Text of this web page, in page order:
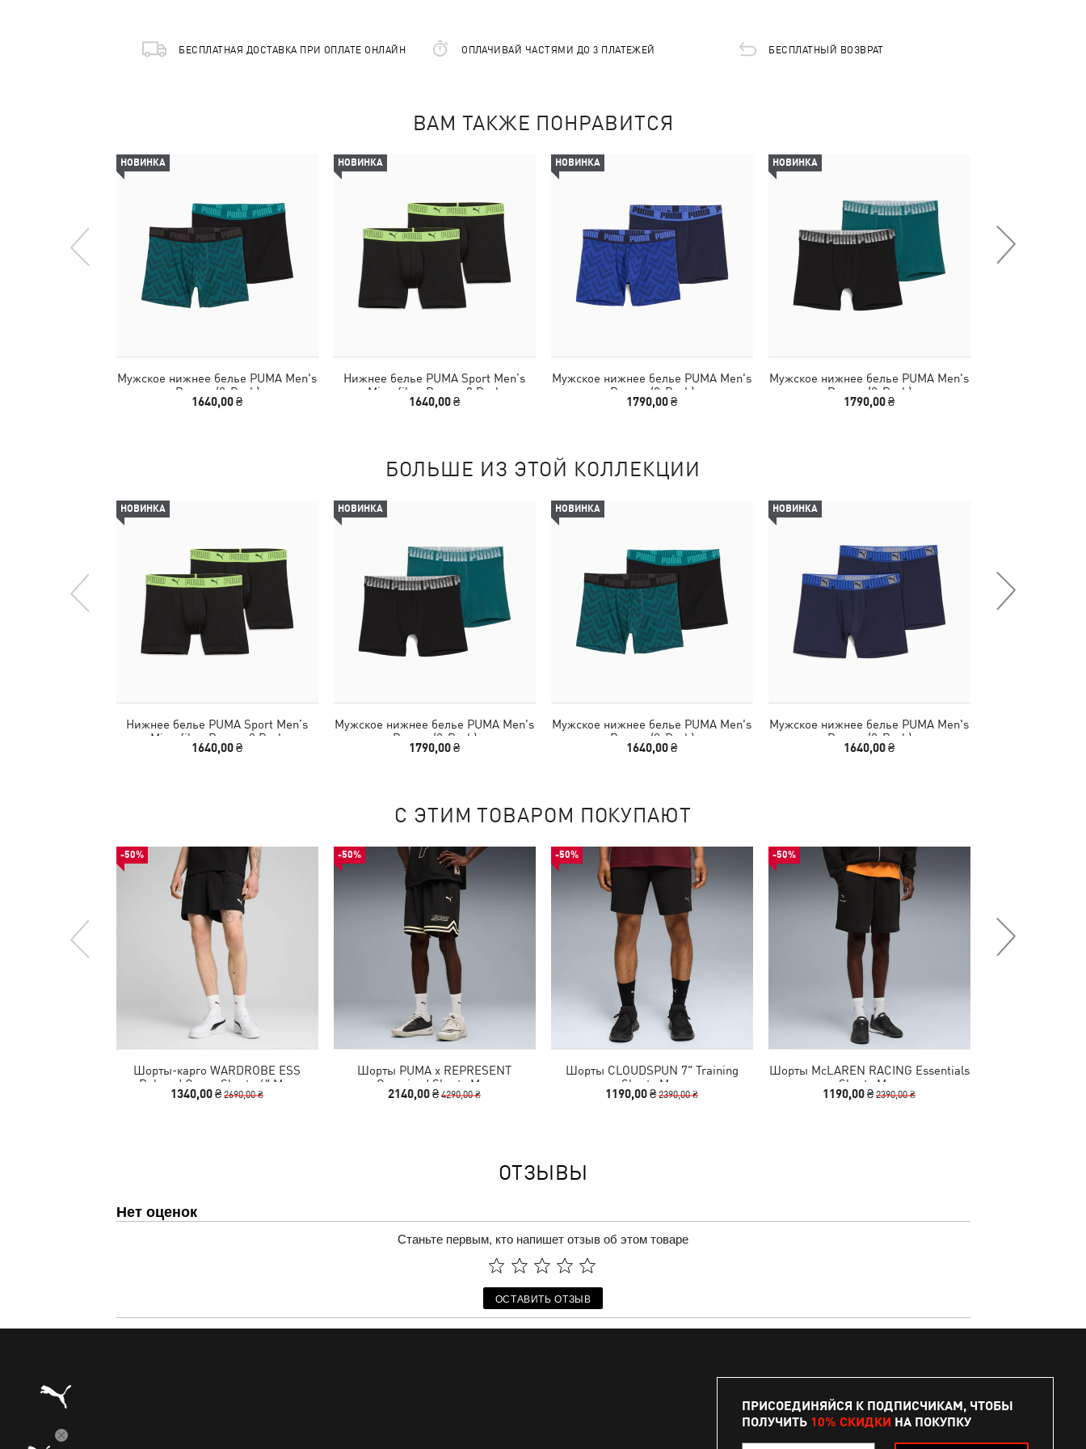
БЕСПЛАТНАЯ ДОСТАВКА ПРИ ОПЛАТЕ ОНЛАЙН ОПЛАЧИВАЙ ЧАСТЯМИ ДО 3 ПЛАТЕЖЕЙ БЕСПЛАТНЫЙ ВОЗВРАТ
ВАМ ТАКЖЕ ПОНРАВИТСЯ
НОВИНКА
Мужское нижнее белье PUMA Men's
Boxers (2-Pack)
1640,00 ₴
НОВИНКА
Нижнее белье PUMA Sport Men’‎s
Microfiber Boxers 2 Pack
1640,00 ₴
НОВИНКА
Мужское нижнее белье PUMA Men's
Boxers (2-Pack)
1790,00 ₴
НОВИНКА
Мужское нижнее белье PUMA Men's
Boxers (2-Pack)
1790,00 ₴
БОЛЬШЕ ИЗ ЭТОЙ КОЛЛЕКЦИИ
НОВИНКА
Нижнее белье PUMA Sport Men’‎s
Microfiber Boxers 2 Pack
1640,00 ₴
НОВИНКА
Мужское нижнее белье PUMA Men's
Boxers (2-Pack)
1790,00 ₴
НОВИНКА
Мужское нижнее белье PUMA Men's
Boxers (2-Pack)
1640,00 ₴
НОВИНКА
Мужское нижнее белье PUMA Men's
Boxers (2-Pack)
1640,00 ₴
С ЭТИМ ТОВАРОМ ПОКУПАЮТ
-50%
Шорты-карго WARDROBE ESS
Relaxed Cargo Shorts 6" Men
1340,00 ₴2690,00 ₴
-50%
Шорты PUMA x REPRESENT
Oversized Shorts Men
2140,00 ₴4290,00 ₴
-50%
Шорты CLOUDSPUN 7" Training
Shorts Men
1190,00 ₴2390,00 ₴
-50%
Шорты McLAREN RACING Essentials
Shorts Men
1190,00 ₴2390,00 ₴
ОТЗЫВЫ
Нет оценок
Станьте первым, кто напишет отзыв об этом товаре
ОСТАВИТЬ ОТЗЫВ
ПРИСОЕДИНЯЙСЯ К ПОДПИСЧИКАМ, ЧТОБЫ
ПОЛУЧИТЬ 10% СКИДКИ НА ПОКУПКУ